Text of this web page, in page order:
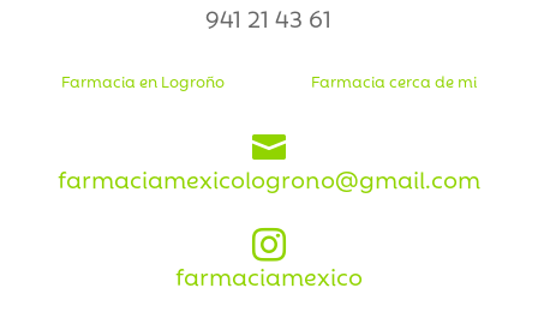
941 21 43 61
Farmacia en Logroño Farmacia cerca de mi

farmaciamexicologrono@gmail.com

farmaciamexico